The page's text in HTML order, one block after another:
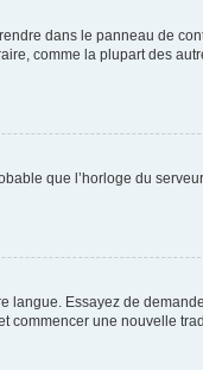
dans le panneau de
comme la plupart des
que l’horloge du
Essayez de
une nouvelle